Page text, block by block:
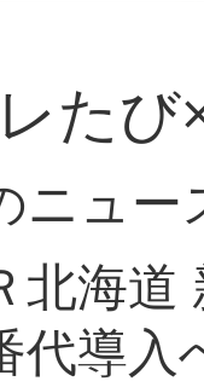
たび
ニュー
北海道
代導入